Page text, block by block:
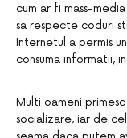
cum ar fi mass-
sa respecte coduri
Internetul a permis
consuma informatii,
Multi oameni
socializare, iar de